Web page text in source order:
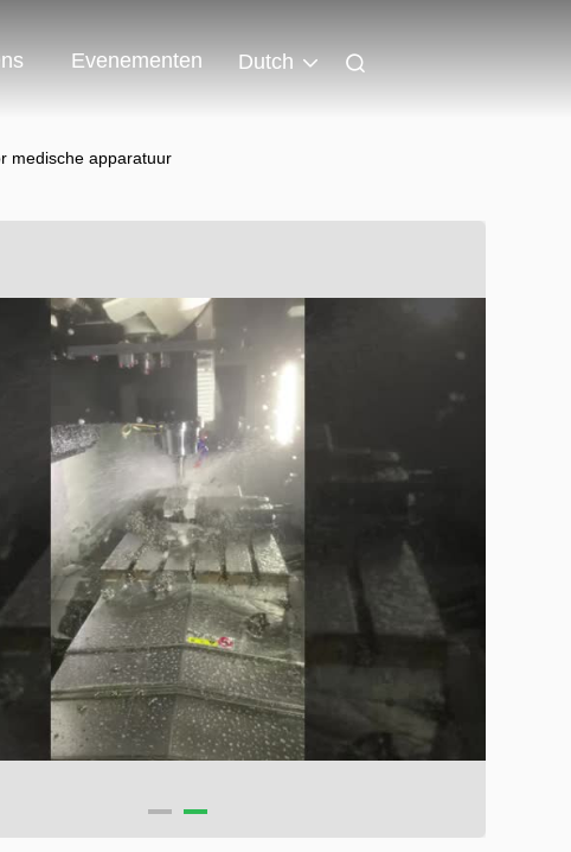
Evenementen Dutch
medische apparatuur